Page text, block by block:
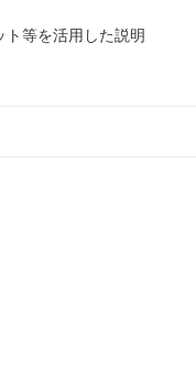
等を活用した説明